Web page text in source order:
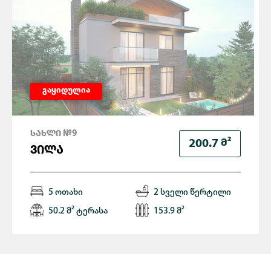
გაყიდულია
200.7 Მ²
ᲡᲐᲮᲚᲘ №9
ᲕᲘᲚᲐ
5 ოთახი 2 სველი წერტილი
50.2 მ² ტერასა 153.9 მ²